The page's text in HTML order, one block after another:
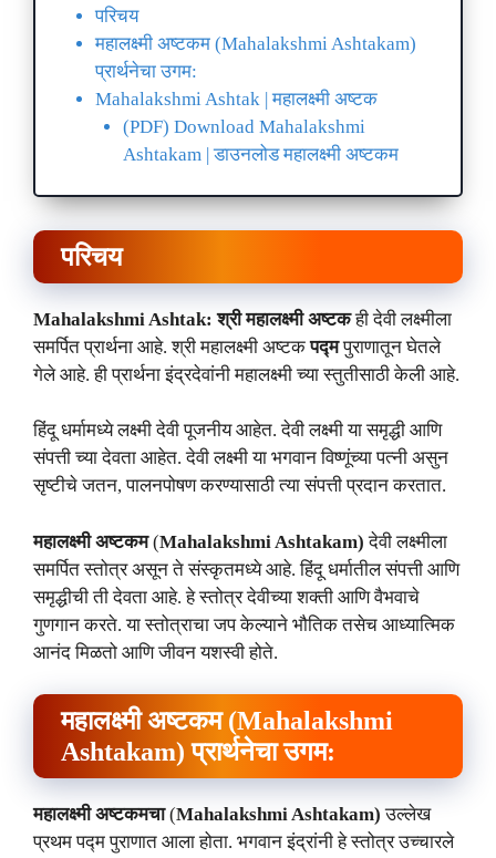
परिचय
महालक्ष्मी अष्टकम (Mahalakshmi Ashtakam)
प्रार्थनेचा उगम:
Mahalakshmi Ashtak | महालक्ष्मी अष्टक
(PDF) Download Mahalakshmi
Ashtakam | डाउनलोड महालक्ष्मी अष्टकम
परिचय
Mahalakshmi Ashtak: श्री महालक्ष्मी अष्टकही देवी लक्ष्मीला
समर्पित प्रार्थना आहे. श्री महालक्ष्मी अष्टकपद्मपुराणातून घेतले
गेले आहे. ही प्रार्थना इंद्रदेवांनी महालक्ष्मी च्या स्तुतीसाठी केली आहे.
हिंदू धर्मामध्ये लक्ष्मी देवी पूजनीय आहेत. देवी लक्ष्मी या समृद्धी आणि
संपत्ती च्या देवता आहेत. देवी लक्ष्मी या भगवान विष्णूंच्या पत्नी असुन
सृष्टीचे जतन, पालनपोषण करण्यासाठी त्या संपत्ती प्रदान करतात.
महालक्ष्मी अष्टकम(Mahalakshmi Ashtakam)देवी लक्ष्मीला
समर्पित स्तोत्र असून ते संस्कृतमध्ये आहे. हिंदू धर्मातील संपत्ती आणि
समृद्धीची ती देवता आहे. हे स्तोत्र देवीच्या शक्ती आणि वैभवाचे
गुणगान करते. या स्तोत्राचा जप केल्याने भौतिक तसेच आध्यात्मिक
आनंद मिळतो आणि जीवन यशस्वी होते.
महालक्ष्मी अष्टकम (Mahalakshmi
Ashtakam)प्रार्थनेचा उगम:
महालक्ष्मी अष्टकमचा(Mahalakshmi Ashtakam)उल्लेख
प्रथम पद्म पुराणात आला होता. भगवान इंद्रांनी हे स्तोत्र उच्चारले